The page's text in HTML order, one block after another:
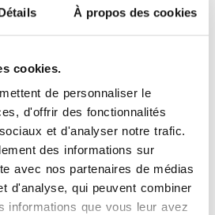
À propos des cookies
cookies.
de personnaliser le
d'offrir des fonctionnalités
et d'analyser notre trafic.
des informations sur
avec nos partenaires de médias
d'analyse, qui peuvent combiner
informations que vous leur avez
grâce à un système
l'étude du cerveau, du
du rachis, des
de l'abdomen, du
et des vaisseaux. L'IRM
certaines anomalies
visibles sur les
sur l'échographie
scanner.